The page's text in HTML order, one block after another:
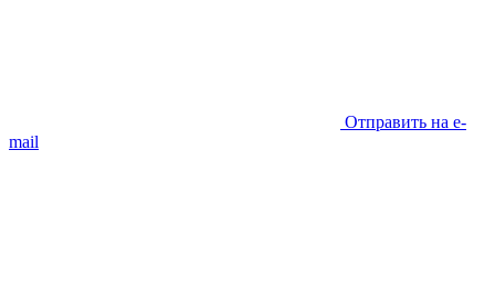
Отправить на e-
mail